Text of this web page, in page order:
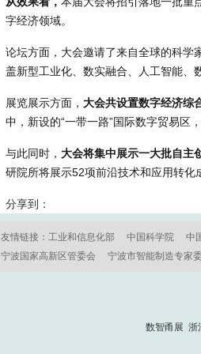
字经济领域。
论坛方面， 大会邀请了来自全球的科学
盖新型工业化、数实融合、人工智能、
展览展示方面， 大会共设置数字经济综
中，新设的“一带一路”国际数字贸易区
与此同时， 大会将集中展示一大批自主
研院所将展示52项前沿技术和应用转
分享到：
友情链接： 工业和信息化部 中国科学院
中
宁波国家高新区管委会
宁波市智能制造专家
数智甬展 浙